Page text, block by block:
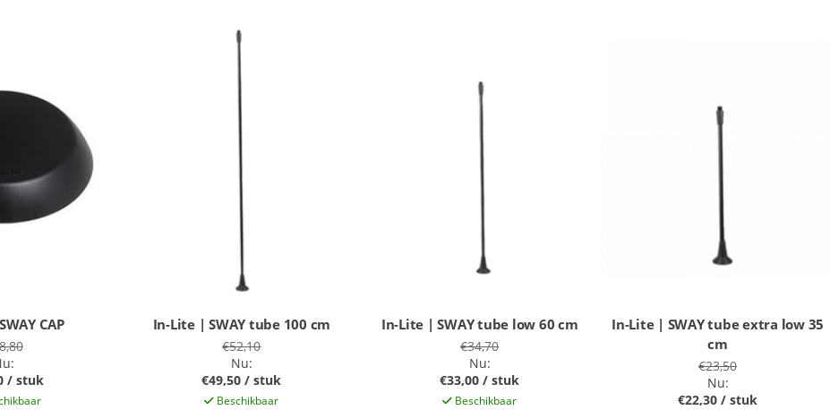
CAP
/ stuk
In-Lite | SWAY tube 100 cm
€52,10
Nu:
€49,50 / stuk
Beschikbaar
In-Lite | SWAY tube low 60 cm
€34,70
Nu:
€33,00 / stuk
Beschikbaar
In-Lite | SWAY tube extra low 35
cm
€23,50
Nu:
€22,30 / stuk